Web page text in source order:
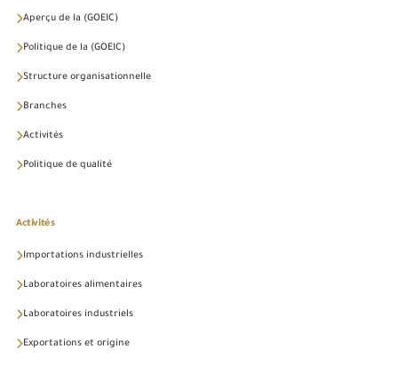
Aperçu de la (GOEIC)
Politique de la (GOEIC)
Structure organisationnelle
Branches
Activités
Politique de qualité
Activités
Importations industrielles
Laboratoires alimentaires
Laboratoires industriels
Exportations et origine